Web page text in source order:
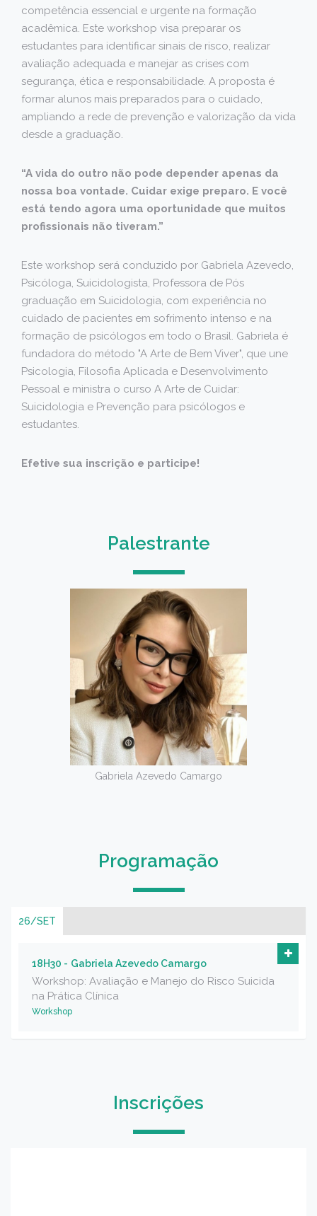
competência essencial e urgente na formação
acadêmica. Este workshop visa preparar os
estudantes para identificar sinais de risco, realizar
avaliação adequada e manejar as crises com
segurança, ética e responsabilidade. A proposta é
formar alunos mais preparados para o cuidado,
ampliando a rede de prevenção e valorização da vida
desde a graduação.
“A vida do outro não pode depender apenas da
nossa boa vontade. Cuidar exige preparo. E você
está tendo agora uma oportunidade que muitos
profissionais não tiveram.”
Este workshop será conduzido por Gabriela Azevedo,
Psicóloga, Suicidologista, Professora de Pós
graduação em Suicidologia, com experiência no
cuidado de pacientes em sofrimento intenso e na
formação de psicólogos em todo o Brasil. Gabriela é
fundadora do método "A Arte de Bem Viver", que une
Psicologia, Filosofia Aplicada e Desenvolvimento
Pessoal e ministra o curso A Arte de Cuidar:
Suicidologia e Prevenção para psicólogos e
estudantes.
Efetive sua inscrição e participe!
Palestrante
Gabriela Azevedo Camargo
Programação
26/SET
18H30 - Gabriela Azevedo Camargo
Workshop: Avaliação e Manejo do Risco Suicida
na Prática Clínica
Workshop
Inscrições